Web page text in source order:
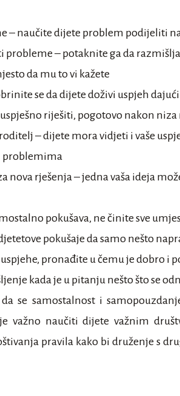
– naučite dijete problem podijeliti
probleme – potaknite ga da
da mu to vi kažete
se da dijete doživi uspjeh
riješiti, pogotovo nakon niza
– dijete mora vidjeti i vaše
problemima
nova rješenja – jedna vaša ideja
pokušava, ne činite sve
pokušaje da samo nešto
pronađite u čemu je dobro i
kada je u pitanju nešto što se
se samostalnost i
važno naučiti dijete važnim
pravila kako bi druženje s